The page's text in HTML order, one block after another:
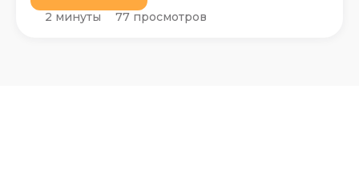
2 минуты 77 просмотров